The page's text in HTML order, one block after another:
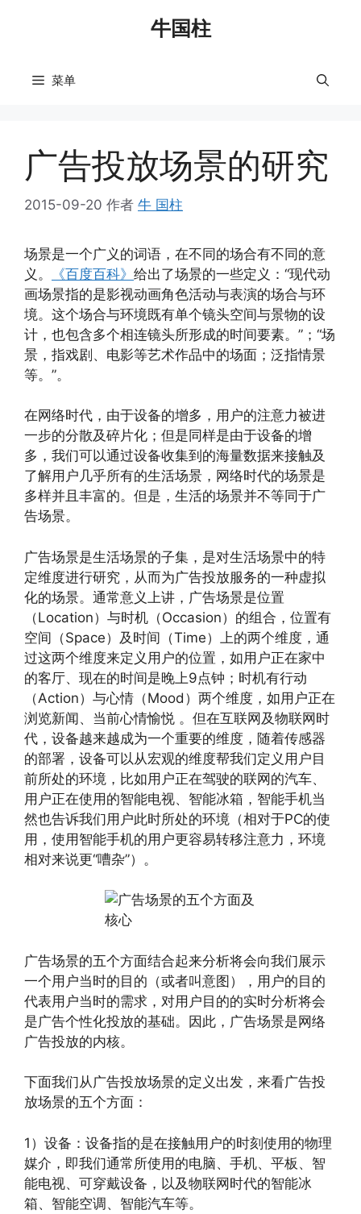
牛国柱
菜单
广告投放场景的研究
2015-09-20 作者 牛 国柱
场景是一个广义的词语，在不同的场合有不同的意
义。
《百度百科》 给出了场景的一些定义：“现代动
画场景指的是影视动画角色活动与表演的场合与环
境。这个场合与环境既有单个镜头空间与景物的设
计，也包含多个相连镜头所形成的时间要素。”；“场
景，指戏剧、电影等艺术作品中的场面；泛指情景
等。”。
在网络时代，由于设备的增多，用户的注意力被进
一步的分散及碎片化；但是同样是由于设备的增
多，我们可以通过设备收集到的海量数据来接触及
了解用户几乎所有的生活场景，网络时代的场景是
多样并且丰富的。但是，生活的场景并不等同于广
告场景。
广告场景是生活场景的子集，是对生活场景中的特
定维度进行研究，从而为广告投放服务的一种虚拟
化的场景。通常意义上讲，广告场景是位置
（Location）与时机（Occasion）的组合，位置有
空间（Space）及时间（Time）上的两个维度，通
过这两个维度来定义用户的位置，如用户正在家中
的客厅、现在的时间是晚上9点钟；时机有行动
（Action）与心情（Mood）两个维度，如用户正在
浏览新闻、当前心情愉悦 。但在互联网及物联网时
代，设备越来越成为一个重要的维度，随着传感器
的部署，设备可以从宏观的维度帮我们定义用户目
前所处的环境，比如用户正在驾驶的联网的汽车、
用户正在使用的智能电视、智能冰箱，智能手机当
然也告诉我们用户此时所处的环境（相对于PC的使
用，使用智能手机的用户更容易转移注意力，环境
相对来说更“嘈杂”）。
广告场景的五个方面结合起来分析将会向我们展示
一个用户当时的目的（或者叫意图），用户的目的
代表用户当时的需求，对用户目的的实时分析将会
是广告个性化投放的基础。因此，广告场景是网络
广告投放的内核。
下面我们从广告投放场景的定义出发，来看广告投
放场景的五个方面：
1）设备：设备指的是在接触用户的时刻使用的物理
媒介，即我们通常所使用的电脑、手机、平板、智
能电视、可穿戴设备，以及物联网时代的智能冰
箱、智能空调、智能汽车等。